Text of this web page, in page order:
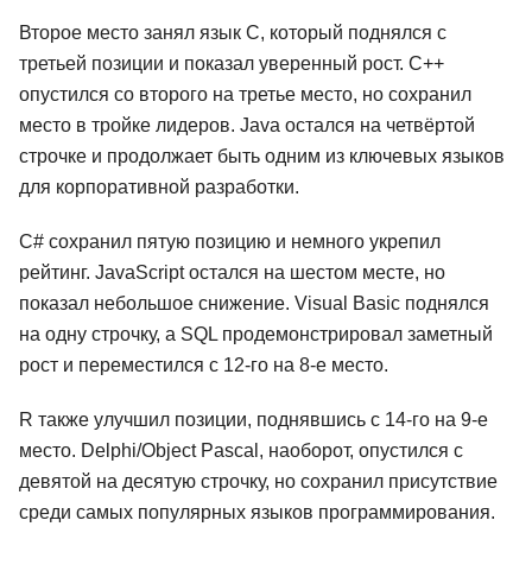
Второе место занял язык C, который поднялся с
третьей позиции и показал уверенный рост. C++
опустился со второго на третье место, но сохранил
место в тройке лидеров. Java остался на четвёртой
строчке и продолжает быть одним из ключевых языков
для корпоративной разработки.
C# сохранил пятую позицию и немного укрепил
рейтинг. JavaScript остался на шестом месте, но
показал небольшое снижение. Visual Basic поднялся
на одну строчку, а SQL продемонстрировал заметный
рост и переместился с 12-го на 8-е место.
R также улучшил позиции, поднявшись с 14-го на 9-е
место. Delphi/Object Pascal, наоборот, опустился с
девятой на десятую строчку, но сохранил присутствие
среди самых популярных языков программирования.